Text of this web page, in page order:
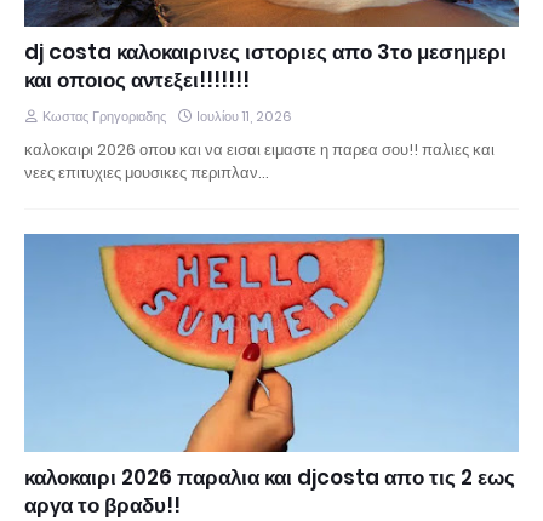
dj costa καλοκαιρινες ιστοριες απο 3το μεσημερι
και οποιος αντεξει!!!!!!!
Κωστας Γρηγοριαδης Ιουλίου 11, 2026
καλοκαιρι 2026 οπου και να εισαι ειμαστε η παρεα σου!! παλιες και
νεες επιτυχιες μουσικες περιπλαν…
καλοκαιρι 2026 παραλια και djcosta απο τις 2 εως
αργα το βραδυ!!